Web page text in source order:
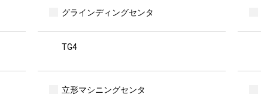
グラインディングセンタ
TG4
立形マシニングセンタ